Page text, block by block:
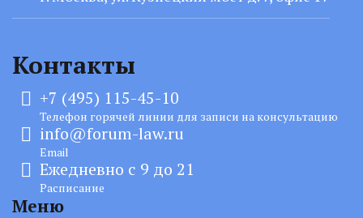
Контакты
+7 (495) 115-45-10
Телефон горячей линии для записи на консультацию
info@forum-law.ru
Email
Ежедневно с 9 до 21
Расписание
Меню